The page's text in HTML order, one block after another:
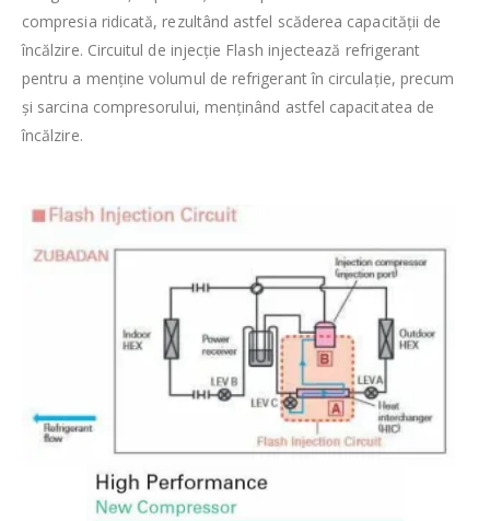
compresia ridicată, rezultând astfel scăderea capacității de
încălzire. Circuitul de injecție Flash injectează refrigerant
pentru a menține volumul de refrigerant în circulație, precum
și sarcina compresorului, menținând astfel capacitatea de
încălzire.